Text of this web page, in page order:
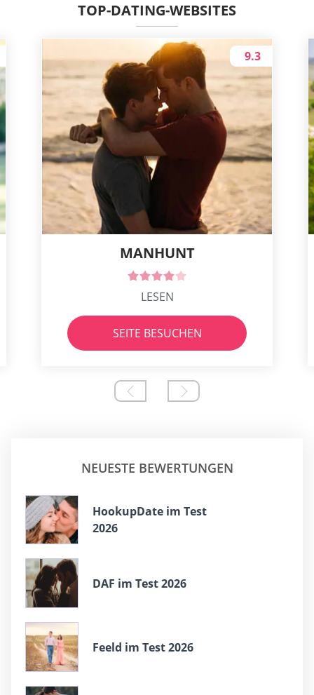
TOP-DATING-WEBSITES
MANHUNT
9.3
LESEN
SEITE BESUCHEN
NEUESTE BEWERTUNGEN
HookupDate im Test
2026
DAF im Test 2026
Feeld im Test 2026